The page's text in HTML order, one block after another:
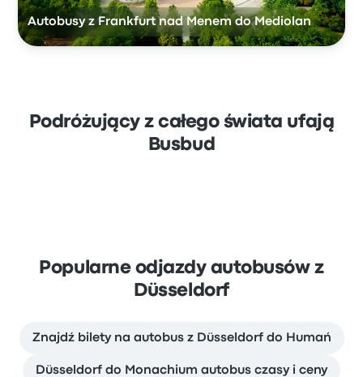
Autobusy z Frankfurt nad Menem do Mediolan
Podróżujący z całego świata ufają
Busbud
Popularne odjazdy autobusów z
Düsseldorf
Znajdź bilety na autobus z Düsseldorf do Humań
Düsseldorf do Monachium autobus czasy i ceny